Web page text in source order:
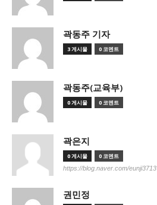
곽동주 기자
3 게시물 0 코멘트
곽동주(교육부)
0 게시물 0 코멘트
곽은지
0 게시물 0 코멘트
https://blog.naver.com/eunji3713
권민정